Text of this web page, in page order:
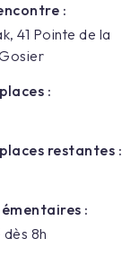
:
41 Pointe de la
:
restantes :
:
8h